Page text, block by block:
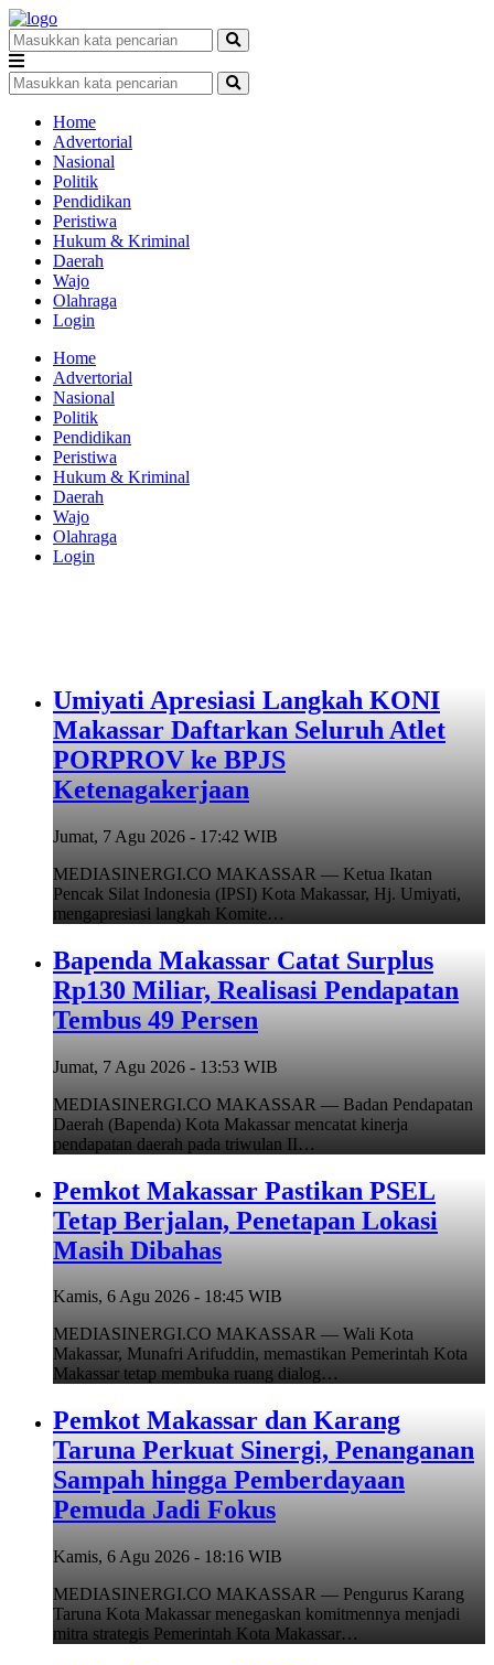
Home
Advertorial
Nasional
Politik
Pendidikan
Peristiwa
Hukum & Kriminal
Daerah
Wajo
Olahraga
Login
Home
Advertorial
Nasional
Politik
Pendidikan
Peristiwa
Hukum & Kriminal
Daerah
Wajo
Olahraga
Login
Umiyati Apresiasi Langkah KONI
Makassar Daftarkan Seluruh Atlet
PORPROV ke BPJS
Ketenagakerjaan
Jumat, 7 Agu 2026 - 17:42 WIB
MEDIASINERGI.CO MAKASSAR — Ketua Ikatan
Pencak Silat Indonesia (IPSI) Kota Makassar, Hj. Umiyati,
mengapresiasi langkah Komite…
Bapenda Makassar Catat Surplus
Rp130 Miliar, Realisasi Pendapatan
Tembus 49 Persen
Jumat, 7 Agu 2026 - 13:53 WIB
MEDIASINERGI.CO MAKASSAR — Badan Pendapatan
Daerah (Bapenda) Kota Makassar mencatat kinerja
pendapatan daerah pada triwulan II…
Pemkot Makassar Pastikan PSEL
Tetap Berjalan, Penetapan Lokasi
Masih Dibahas
Kamis, 6 Agu 2026 - 18:45 WIB
MEDIASINERGI.CO MAKASSAR — Wali Kota
Makassar, Munafri Arifuddin, memastikan Pemerintah Kota
Makassar tetap membuka ruang dialog…
Pemkot Makassar dan Karang
Taruna Perkuat Sinergi, Penanganan
Sampah hingga Pemberdayaan
Pemuda Jadi Fokus
Kamis, 6 Agu 2026 - 18:16 WIB
MEDIASINERGI.CO MAKASSAR — Pengurus Karang
Taruna Kota Makassar menegaskan komitmennya menjadi
mitra strategis Pemerintah Kota Makassar…